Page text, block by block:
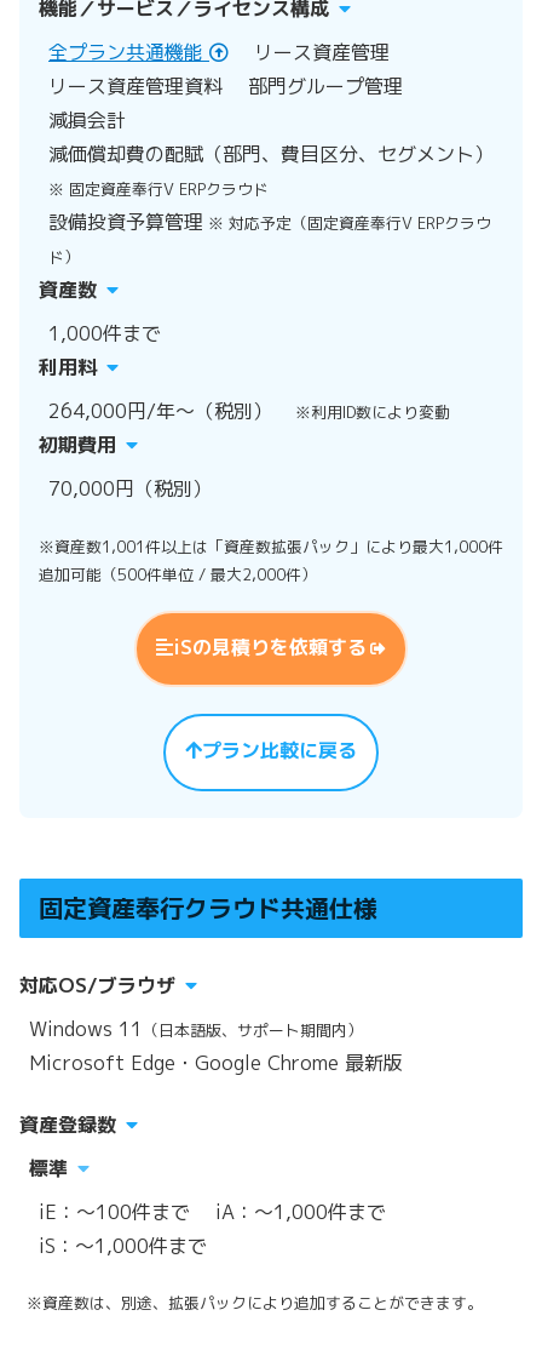
機能／サービス／ライセンス構成
全プラン共通機能
リース資産管理
リース資産管理資料
部門グループ管理
減損会計
減価償却費の配賦（部門、費目区分、セグメント）
※ 固定資産奉行V ERPクラウド
設備投資予算管理 ※ 対応予定（固定資産奉行V ERPクラウ
ド）
資産数
1,000件まで
利用料
264,000円/年〜（税別）
※利用ID数により変動
初期費用
70,000円（税別）
※資産数1,001件以上は「資産数拡張パック」により最大1,000件
追加可能（500件単位 / 最大2,000件）
iSの見積りを依頼する
プラン比較に戻る
固定資産奉行クラウド共通仕様
対応OS/ブラウザ
Windows 11
（日本語版、サポート期間内）
Microsoft Edge・Google Chrome 最新版
資産登録数
標準
iE：～100件まで
iA：～1,000件まで
iS：～1,000件まで
※資産数は、別途、拡張パックにより追加することができます。